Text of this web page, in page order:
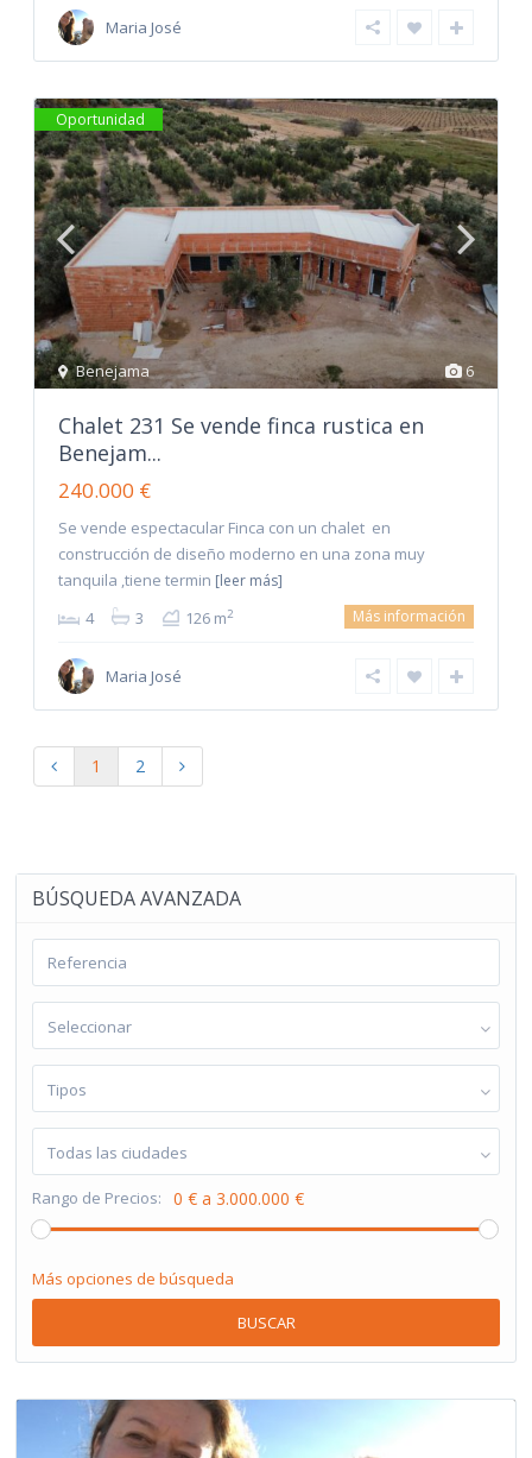
Maria José
6
Benejama
Oportunidad
Chalet 231 Se vende finca rustica en
Benejam...
240.000 €
Se vende espectacular Finca con un chalet en
construcción de diseño moderno en una zona muy
tanquila ,tiene termin [leer más]
4 3 126 m2 Más información
Maria José
1 2
BÚSQUEDA AVANZADA
Seleccionar
Tipos
Todas las ciudades
Rango de Precios: 0 € a 3.000.000 €
Más opciones de búsqueda
BUSCAR